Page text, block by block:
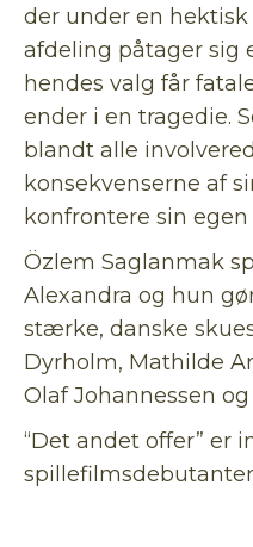
der under en
afdeling påtager sig
hendes valg får
ender i en tragedie.
blandt alle
konsekvenserne af
konfrontere sin
Özlem Saglanmak
Alexandra og hun
stærke, danske
Dyrholm, Mathilde
Olaf Johannessen
“Det andet offer” er